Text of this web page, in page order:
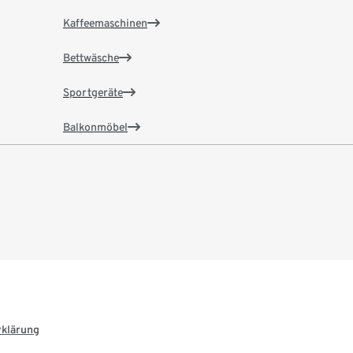
Kaffeemaschinen
Bettwäsche
Sportgeräte
Balkonmöbel